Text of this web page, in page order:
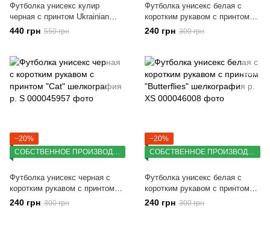
Футболка унисекс кулир
черная с принтом Ukrainian
birds in sunflowers разм. S
440 грн 550 грн
Футболка унисекс белая с
коротким рукавом с принтом
Кот на кармане (Кулир) р. S
240 грн 300 грн
−20%
Футболка унисекс черная с
коротким рукавом с принтом
"Cat" шелкография р. S
240 грн 300 грн
−20%
Футболка унисекс белая с
коротким рукавом с принтом
"Butterflies" шелкография р. XS
240 грн 300 грн